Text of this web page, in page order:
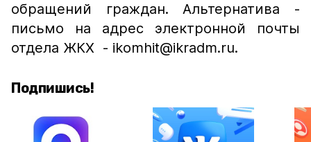
обращений граждан. Альтернатива -
письмо на адрес электронной почты
отдела ЖКХ - ikomhit@ikradm.ru.
Подпишись!